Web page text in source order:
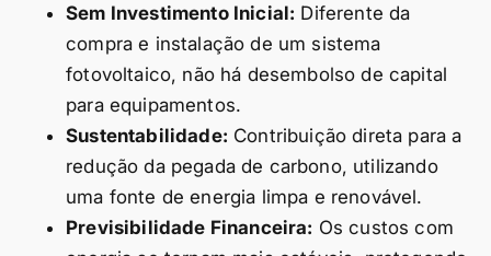
Sem Investimento Inicial: Diferente da
compra e instalação de um sistema
fotovoltaico, não há desembolso de capital
para equipamentos.
Sustentabilidade: Contribuição direta para a
redução da pegada de carbono, utilizando
uma fonte de energia limpa e renovável.
Previsibilidade Financeira: Os custos com